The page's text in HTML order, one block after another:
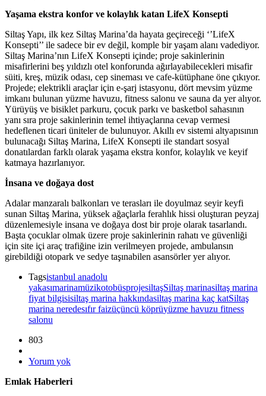
Yaşama ekstra konfor ve kolaylık katan LifeX Konsepti
Siltaş Yapı, ilk kez Siltaş Marina’da hayata geçireceği ‘’LifeX
Konsepti’’ ile sadece bir ev değil, komple bir yaşam alanı vadediyor.
Siltaş Marina’nın LifeX Konsepti içinde; proje sakinlerinin
misafirlerini beş yıldızlı otel konforunda ağırlayabilecekleri misafir
süiti, kreş, müzik odası, cep sineması ve cafe-kütüphane öne çıkıyor.
Projede; elektrikli araçlar için e-şarj istasyonu, dört mevsim yüzme
imkanı bulunan yüzme havuzu, fitness salonu ve sauna da yer alıyor.
Yürüyüş ve bisiklet parkuru, çocuk parkı ve basketbol sahasının
yanı sıra proje sakinlerinin temel ihtiyaçlarına cevap vermesi
hedeflenen ticari üniteler de bulunuyor. Akıllı ev sistemi altyapısının
bulunacağı Siltaş Marina, LifeX Konsepti ile standart sosyal
donatılardan farklı olarak yaşama ekstra konfor, kolaylık ve keyif
katmaya hazırlanıyor.
İnsana ve doğaya dost
Adalar manzaralı balkonları ve terasları ile doyulmaz seyir keyfi
sunan Siltaş Marina, yüksek ağaçlarla ferahlık hissi oluşturan peyzaj
düzenlemesiyle insana ve doğaya dost bir proje olarak tasarlandı.
Başta çocuklar olmak üzere proje sakinlerinin rahatı ve güvenliği
için site içi araç trafiğine izin verilmeyen projede, ambulansın
girebildiği otopark ve sedye taşınabilen asansörler yer alıyor.
Tagsistanbul anadolu
yakasımarinamüzikotobüsprojesiltaşSiltaş marinasiltaş marina
fiyat bilgisisiltaş marina hakkındasiltaş marina kaç katSiltaş
marina neredesıfır faizüçüncü köprüyüzme havuzu fitness
salonu
803
Yorum yok
Emlak Haberleri